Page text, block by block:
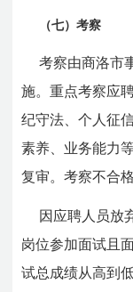
（七）考察
考察由商洛市
施。重点考察应
纪守法、个人征
素养、业务能力
复审。考察不合
因应聘人员放
岗位参加面试且
试总成绩从高到